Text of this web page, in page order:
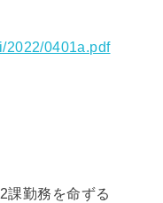
2022/0401a.pdf
課勤務を命ずる